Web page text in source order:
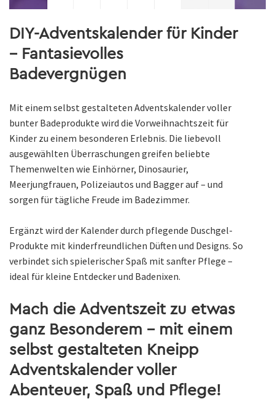
DIY-Adventskalender für Kinder
– Fantasievolles
Badevergnügen
Mit einem selbst gestalteten Adventskalender voller
bunter Badeprodukte wird die Vorweihnachtszeit für
Kinder zu einem besonderen Erlebnis. Die liebevoll
ausgewählten Überraschungen greifen beliebte
Themenwelten wie Einhörner, Dinosaurier,
Meerjungfrauen, Polizeiautos und Bagger auf – und
sorgen für tägliche Freude im Badezimmer.
Ergänzt wird der Kalender durch pflegende Duschgel-
Produkte mit kinderfreundlichen Düften und Designs. So
verbindet sich spielerischer Spaß mit sanfter Pflege –
ideal für kleine Entdecker und Badenixen.
Mach die Adventszeit zu etwas
ganz Besonderem – mit einem
selbst gestalteten Kneipp
Adventskalender voller
Abenteuer, Spaß und Pflege!